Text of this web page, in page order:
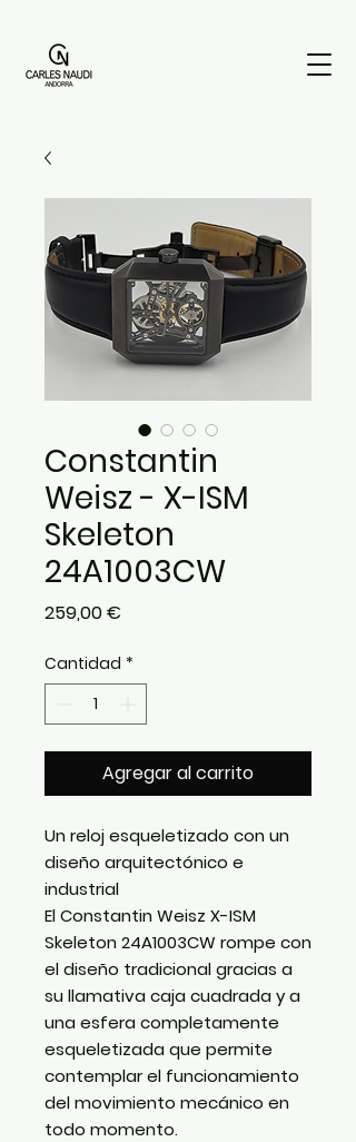
Constantin
Weisz - X-ISM
Skeleton
24A1003CW
259,00 €
Cantidad *
Agregar al carrito
Un reloj esqueletizado con un
diseño arquitectónico e
industrial
ElConstantin Weisz X-ISM
Skeleton 24A1003CW rompe con
el diseño tradicional gracias a
su llamativa caja cuadrada y a
una esfera completamente
esqueletizada que permite
contemplar el funcionamiento
del movimiento mecánico en
todo momento.